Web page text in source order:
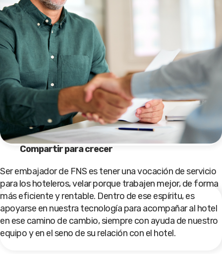
Compartir para crecer
Ser embajador de FNS es tener una vocación de servicio
para los hoteleros, velar porque trabajen mejor, de forma
más eficiente y rentable. Dentro de ese espíritu, es
apoyarse en nuestra tecnología para acompañar al hotel
en ese camino de cambio, siempre con ayuda de nuestro
equipo y en el seno de su relación con el hotel.